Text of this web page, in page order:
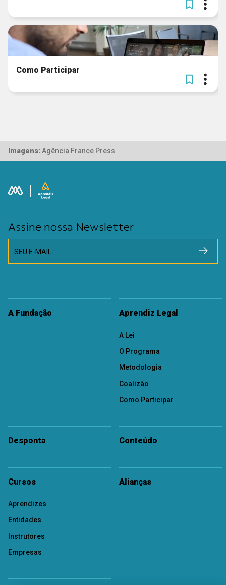
Como Participar
Imagens: Agência France Press
Assine nossa Newsletter
SEU E-MAIL
A Fundação Aprendiz Legal
A Lei
O Programa
Metodologia
Coalizão
Como Participar
Desponta Conteúdo
Cursos
Aprendizes
Entidades
Instrutores
Empresas
Alianças